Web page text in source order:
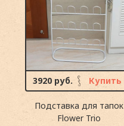
3920 руб. Купить
Подставка для тапок
Flower Trio